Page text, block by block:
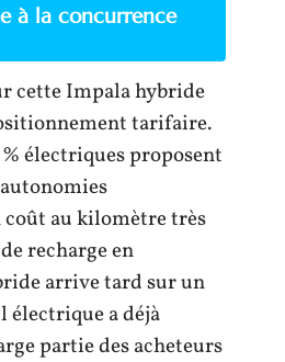
à la concurrence
cette Impala hybride
tarifaire.
électriques proposent
au kilomètre très
recharge en
arrive tard sur un
électrique a déjà
partie des acheteurs